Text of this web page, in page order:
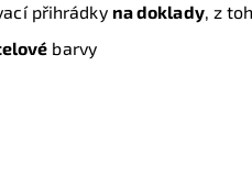
přihrádky na doklady, z
barvy